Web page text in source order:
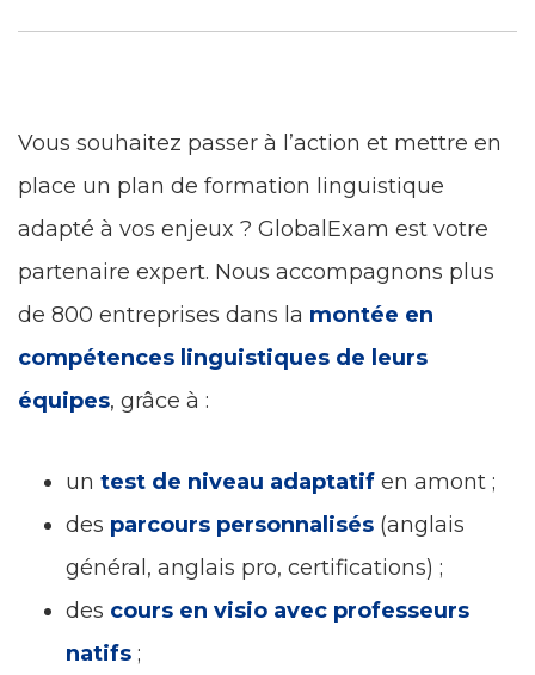
Vous souhaitez passer à l’action et mettre en
place un plan de formation linguistique
adapté à vos enjeux ? GlobalExam est votre
partenaire expert. Nous accompagnons plus
de 800 entreprises dans la montée en
compétences linguistiques de leurs
équipes, grâce à :
un test de niveau adaptatif en amont ;
des parcours personnalisés (anglais
général, anglais pro, certifications) ;
des cours en visio avec professeurs
natifs ;